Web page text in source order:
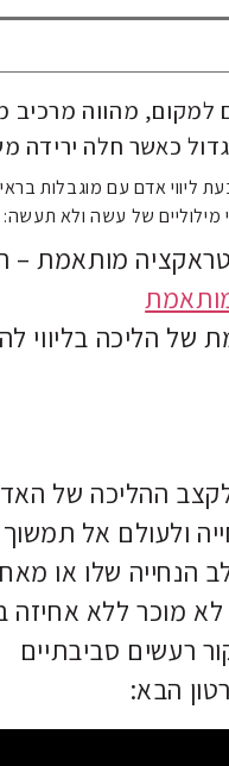
למקום, מהווה
כאשר חלה ירידה
אדם עם מוגבלות
מילוליים של עשה ולא תעשה:
מותאמת –
הליכה בליווי
ההליכה של
ולעולם אל
הנחייה שלו או
מוכר ללא אחיזה
רעשים סביבתיים
הבא: